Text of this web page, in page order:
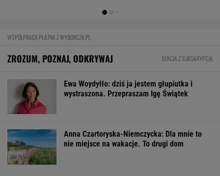
WSPÓŁPRACA PŁATNA Z WYBORCZA.PL
ZROZUM, POZNAJ, ODKRYWAJ SEKCJA Z SUBSKRYPCJĄ
Ewa Woydyłło: dziś ja jestem głupiutka i
wystraszona. Przepraszam Igę Świątek
Anna Czartoryska-Niemczycka: Dla mnie to
nie miejsce na wakacje. To drugi dom